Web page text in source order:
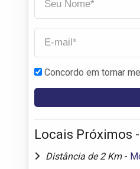
Concordo em tornar
Locais Próximos
Distância de 2 Km -